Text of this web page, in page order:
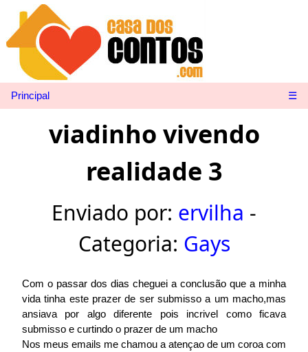
Principal ☰
viadinho vivendo
realidade 3
Enviado por: ervilha -
Categoria: Gays
Com o passar dos dias cheguei a conclusão que a minha
vida tinha este prazer de ser submisso a um macho,mas
ansiava por algo diferente pois incrivel como ficava
submisso e curtindo o prazer de um macho
Nos meus emails me chamou a atençao de um coroa com